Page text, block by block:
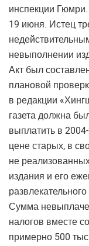
инспекции
19 июня. Истец
невыполнении
Акт был
плановой
в редакции
газета должна
выплатить в
цене старых, в
не
издания и его
Сумма
налогов вместе
примерно 500